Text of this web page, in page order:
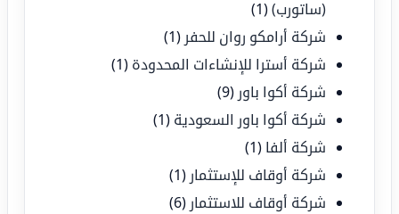
(ساتورب)(1)
شركة أرامكو روان للحفر (1)
شركة أسترا للإنشاءات المحدودة (1)
شركة أكوا باور (9)
شركة أكوا باور السعودية (1)
شركة ألفا (1)
شركة أوقاف للإستثمار (1)
شركة أوقاف للاستثمار (6)